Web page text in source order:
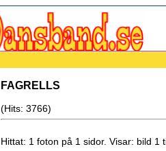
FAGRELLS
(Hits: 3766)
Hittat: 1 foton på 1 sidor. Visar: bild 1